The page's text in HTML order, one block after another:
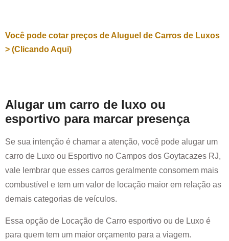
Você pode cotar preços de Aluguel de Carros de Luxos
> (Clicando Aqui)
Alugar um carro de luxo ou
esportivo para marcar presença
Se sua intenção é chamar a atenção, você pode alugar um
carro de Luxo ou Esportivo no Campos dos Goytacazes RJ,
vale lembrar que esses carros geralmente consomem mais
combustível e tem um valor de locação maior em relação as
demais categorias de veículos.
Essa opção de Locação de Carro esportivo ou de Luxo é
para quem tem um maior orçamento para a viagem.